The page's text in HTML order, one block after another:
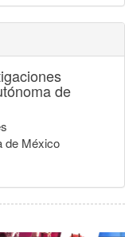
de
de México